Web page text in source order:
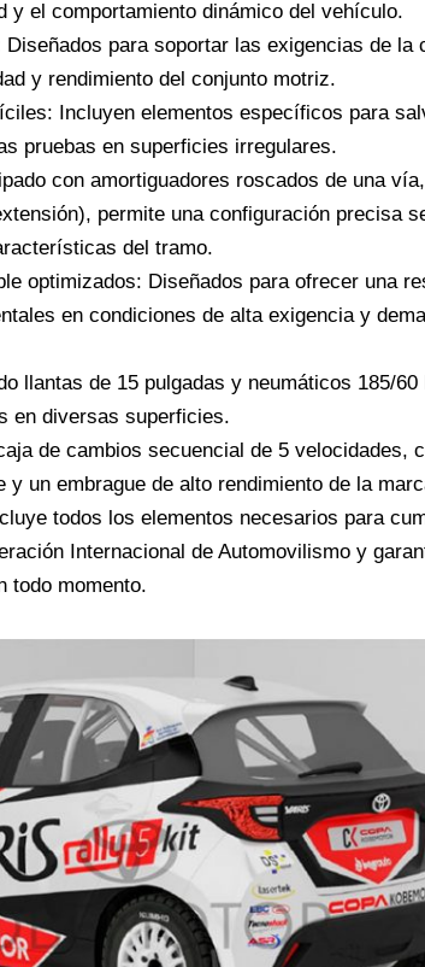
y el comportamiento dinámico del vehículo.
para soportar las exigencias de la
y rendimiento del conjunto motriz.
Incluyen elementos específicos para
pruebas en superficies irregulares.
con amortiguadores roscados de una
permite una configuración precisa
del tramo.
optimizados: Diseñados para ofrecer una
en condiciones de alta exigencia y
llantas de 15 pulgadas y neumáticos 185/
en diversas superficies.
de cambios secuencial de 5 velocidades,
y un embrague de alto rendimiento de la
todos los elementos necesarios para
Internacional de Automovilismo y
todo momento.